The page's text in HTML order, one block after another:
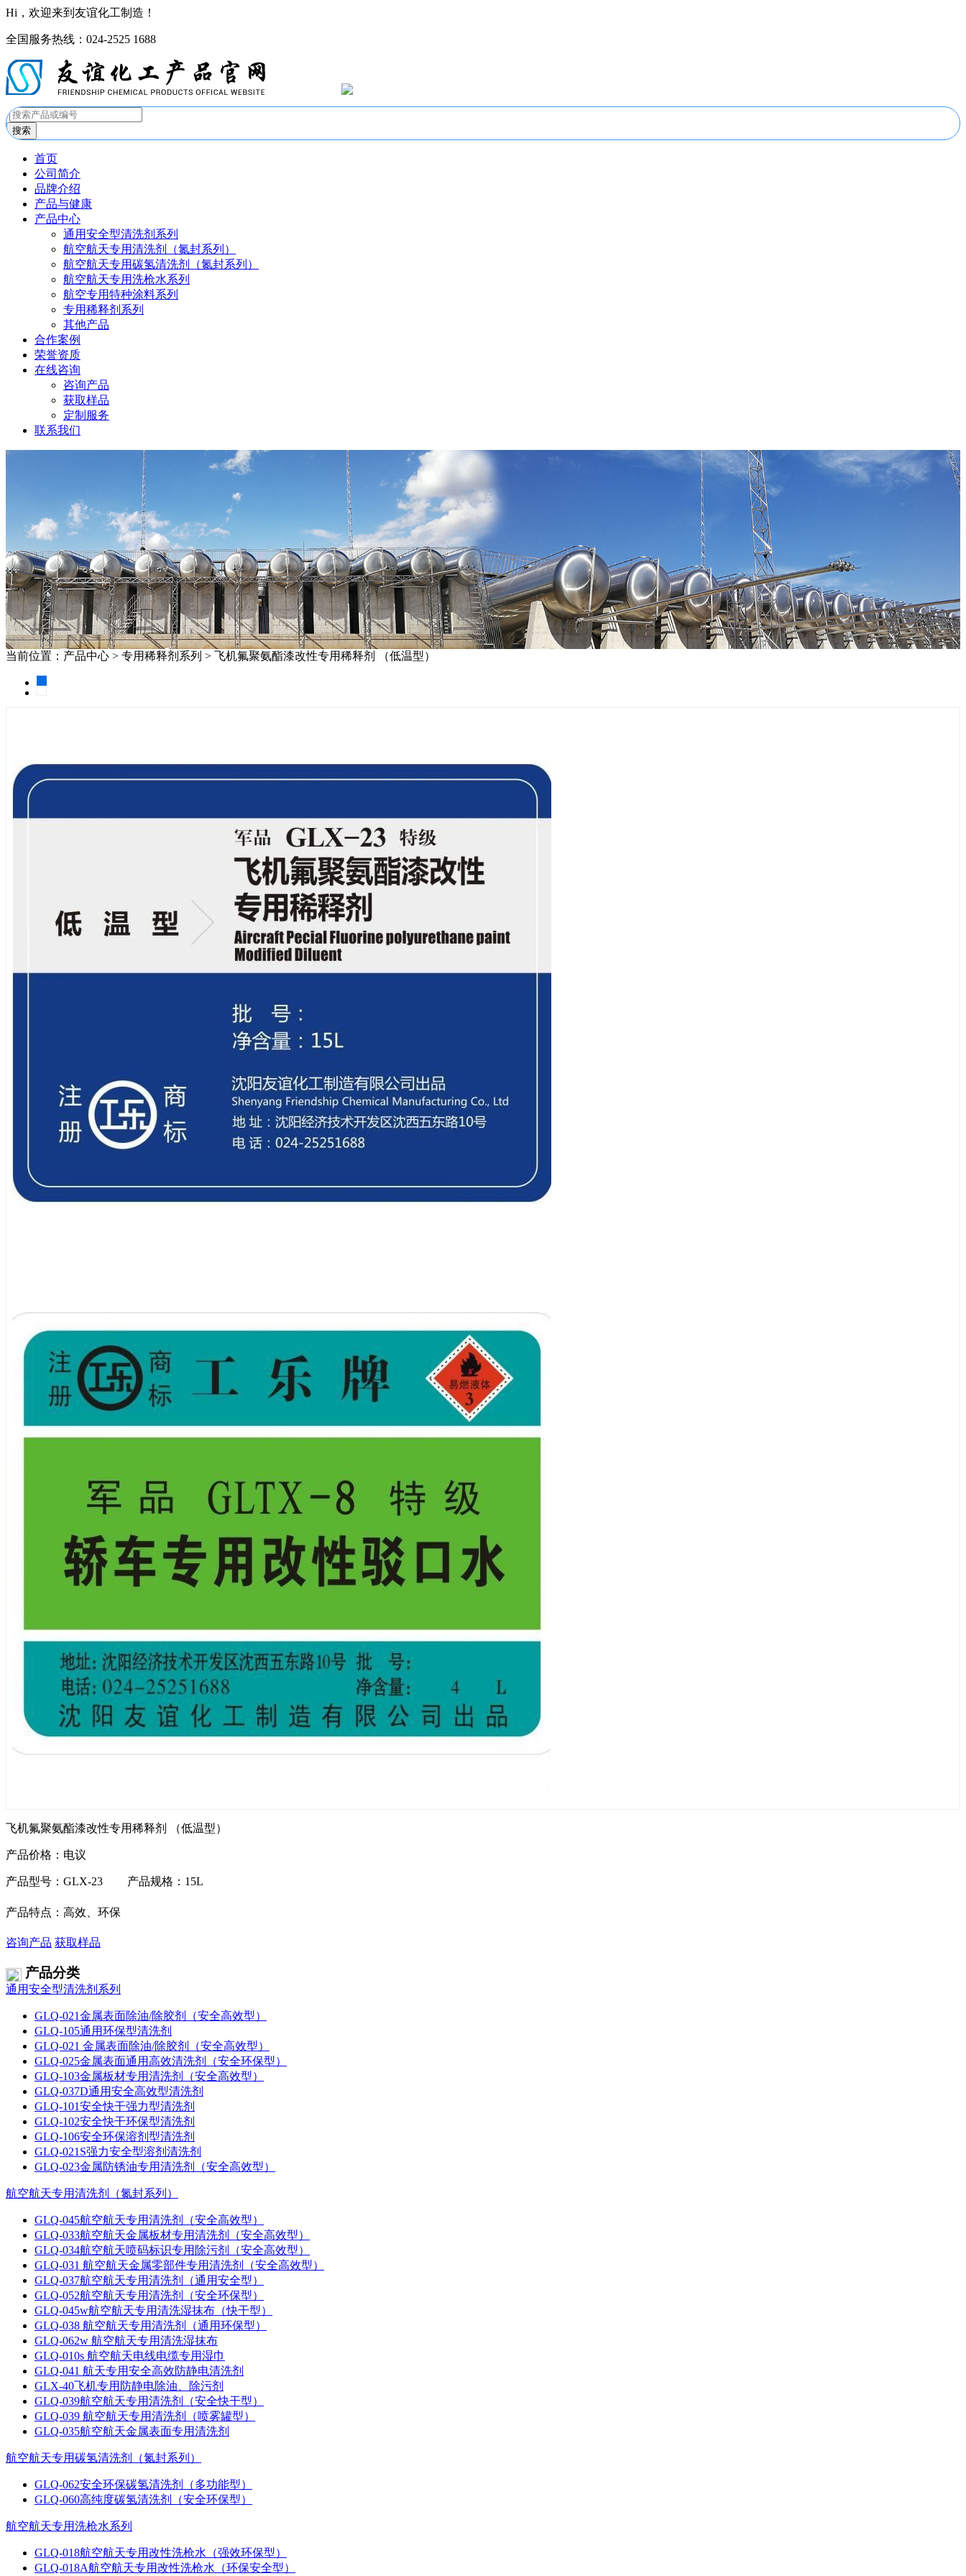
Hi，欢迎来到友谊化工制造！
全国服务热线：024-2525 1688
搜索
首页
公司简介
品牌介绍
产品与健康
产品中心
通用安全型清洗剂系列
航空航天专用清洗剂（氮封系列）
航空航天专用碳氢清洗剂（氮封系列）
航空航天专用洗枪水系列
航空专用特种涂料系列
专用稀释剂系列
其他产品
合作案例
荣誉资质
在线咨询
咨询产品
获取样品
定制服务
联系我们
当前位置：产品中心 > 专用稀释剂系列 > 飞机氟聚氨酯漆改性专用稀释剂 （低温型）
飞机氟聚氨酯漆改性专用稀释剂 （低温型）
产品价格：电议
产品型号：GLX-23 产品规格：15L
产品特点：高效、环保
咨询产品 获取样品
产品分类
通用安全型清洗剂系列
GLQ-021金属表面除油/除胶剂（安全高效型）
GLQ-105通用环保型清洗剂
GLQ-021 金属表面除油/除胶剂（安全高效型）
GLQ-025金属表面通用高效清洗剂（安全环保型）
GLQ-103金属板材专用清洗剂（安全高效型）
GLQ-037D通用安全高效型清洗剂
GLQ-101安全快干强力型清洗剂
GLQ-102安全快干环保型清洗剂
GLQ-106安全环保溶剂型清洗剂
GLQ-021S强力安全型溶剂清洗剂
GLQ-023金属防锈油专用清洗剂（安全高效型）
航空航天专用清洗剂（氮封系列）
GLQ-045航空航天专用清洗剂（安全高效型）
GLQ-033航空航天金属板材专用清洗剂（安全高效型）
GLQ-034航空航天喷码标识专用除污剂（安全高效型）
GLQ-031 航空航天金属零部件专用清洗剂（安全高效型）
GLQ-037航空航天专用清洗剂（通用安全型）
GLQ-052航空航天专用清洗剂（安全环保型）
GLQ-045w航空航天专用清洗湿抹布（快干型）
GLQ-038 航空航天专用清洗剂（通用环保型）
GLQ-062w 航空航天专用清洗湿抹布
GLQ-010s 航空航天电线电缆专用湿巾
GLQ-041 航天专用安全高效防静电清洗剂
GLX-40飞机专用防静电除油、除污剂
GLQ-039航空航天专用清洗剂（安全快干型）
GLQ-039 航空航天专用清洗剂（喷雾罐型）
GLQ-035航空航天金属表面专用清洗剂
航空航天专用碳氢清洗剂（氮封系列）
GLQ-062安全环保碳氢清洗剂（多功能型）
GLQ-060高纯度碳氢清洗剂（安全环保型）
航空航天专用洗枪水系列
GLQ-018航空航天专用改性洗枪水（强效环保型）
GLQ-018A航空航天专用改性洗枪水（环保安全型）